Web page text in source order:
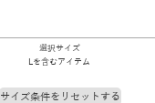
選択サイズ
Lを含むアイテム
サイズ条件をリセットする